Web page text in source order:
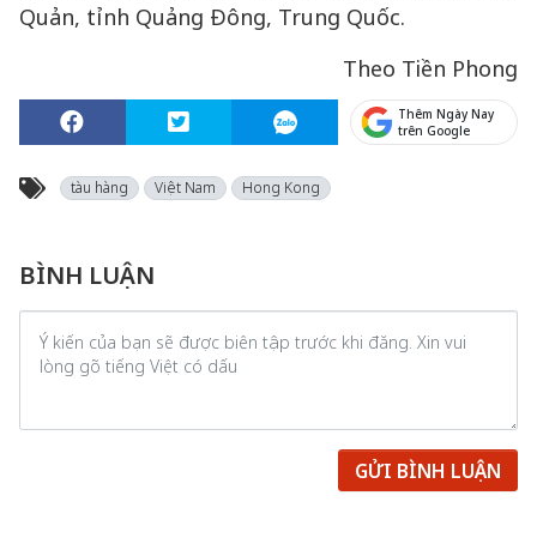
Quản, tỉnh Quảng Đông, Trung Quốc.
Theo Tiền Phong
Thêm Ngày Nay
trên Google
tàu hàng Việt Nam Hong Kong
BÌNH LUẬN
GỬI BÌNH LUẬN